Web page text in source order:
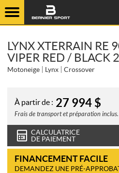
LYNX XTERRAIN RE
VIPER RED / BLACK
Motoneige Lynx Crossover
À partir de : 27 994 $
Frais de transport et préparation inclus.
CALCULATRICE
DE PAIEMENT
FINANCEMENT FACILE
DEMANDEZ UNE PRÉ-